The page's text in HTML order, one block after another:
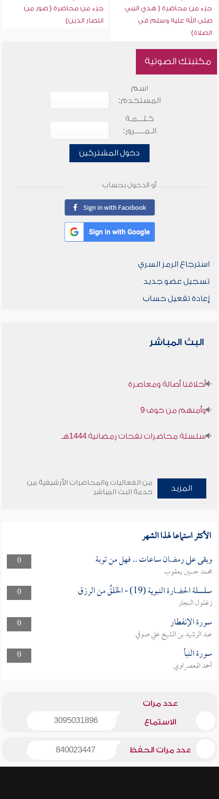
جزء من محاضرة ( هدي النبي
صلى الله عليه وسلم في
الصلاة)
جزء من محاضرة ( صور من
انتصار الدين)
مكتبتك الصوتية
اسم
المستخدم:
كـلـــمـة
الـمـــــرور:
دخول المشتركين
أو الدخول بحساب
استرجاع الرمز السري
تسجيل عضو جديد
إعادة تفعيل حساب
البث المباشر
أخلاقنا أصالة ومعاصرة
وأمنهم من خوف 9
سلسلة محاضرات نفحات رمضانية 1444هـ
المزيد
من الفعاليات والمحاضرات الأرشيفية من
خدمة البث المباشر
الأكثر استماعا لهذا الشهر
0 وبقى على رمضان ساعات .. فهل من توبة
محمد حسين يعقوب
0
سلسلة الحضارة النبوية (19) - الخَلقُ من الرزق
زغلول النجار
0
سورة الإنفطار
عبد الرشيد بن الشيخ علي صوفي
0
سورة النبأ
أحمد المعصراوي
عدد مرات
الاستماع 3095031896
عدد مرات الحفظ 840023447